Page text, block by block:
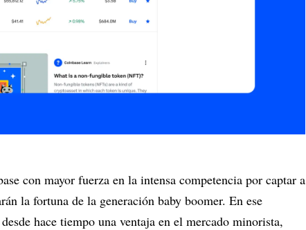
con mayor fuerza en la intensa competencia por captar a
la fortuna de la generación baby boomer. En ese
hace tiempo una ventaja en el mercado minorista,